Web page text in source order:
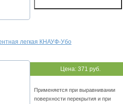
легкая КНАУФ-Убо
Цена: 371 руб.
Применяется при выравнивании
поверхности перекрытия и при